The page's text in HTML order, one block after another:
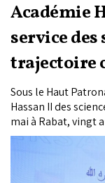
Académie
service des
trajectoire
Sous le Haut
Hassan II des
mai à Rabat, vingt
développement
ordinaires, 18
recherche